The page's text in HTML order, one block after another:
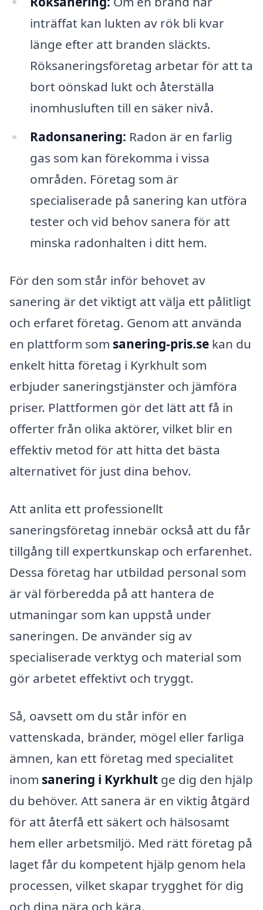
inträffat kan lukten av rök bli kvar
länge efter att branden släckts.
Röksaneringsföretag arbetar för att ta
bort oönskad lukt och återställa
inomhusluften till en säker nivå.
Radonsanering: Radon är en farlig
gas som kan förekomma i vissa
områden. Företag som är
specialiserade på sanering kan utföra
tester och vid behov sanera för att
minska radonhalten i ditt hem.
För den som står inför behovet av
sanering är det viktigt att välja ett pålitligt
och erfaret företag. Genom att använda
en plattform som sanering-pris.se kan du
enkelt hitta företag i Kyrkhult som
erbjuder saneringstjänster och jämföra
priser. Plattformen gör det lätt att få in
offerter från olika aktörer, vilket blir en
effektiv metod för att hitta det bästa
alternativet för just dina behov.
Att anlita ett professionellt
saneringsföretag innebär också att du får
tillgång till expertkunskap och erfarenhet.
Dessa företag har utbildad personal som
är väl förberedda på att hantera de
utmaningar som kan uppstå under
saneringen. De använder sig av
specialiserade verktyg och material som
gör arbetet effektivt och tryggt.
Så, oavsett om du står inför en
vattenskada, bränder, mögel eller farliga
ämnen, kan ett företag med specialitet
inom sanering i Kyrkhult ge dig den hjälp
du behöver. Att sanera är en viktig åtgärd
för att återfå ett säkert och hälsosamt
hem eller arbetsmiljö. Med rätt företag på
laget får du kompetent hjälp genom hela
processen, vilket skapar trygghet för dig
och dina nära och kära.